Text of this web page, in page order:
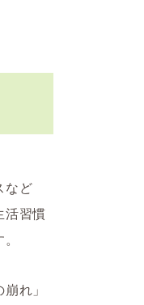
など
活習慣
れ」